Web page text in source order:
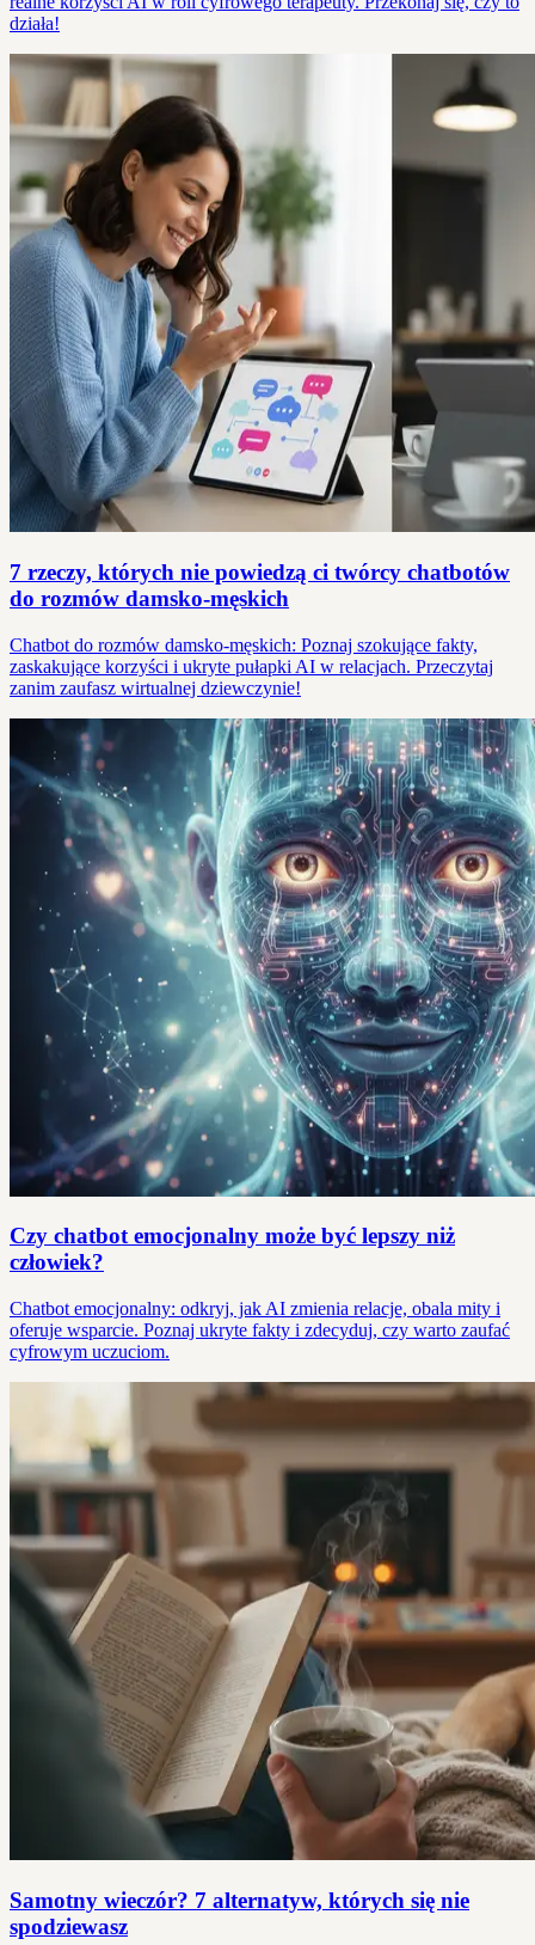
działa!
7 rzeczy, których nie powiedzą ci twórcy chatbotów
do rozmów damsko-męskich
Chatbot do rozmów damsko-męskich: Poznaj szokujące fakty,
zaskakujące korzyści i ukryte pułapki AI w relacjach. Przeczytaj
zanim zaufasz wirtualnej dziewczynie!
Czy chatbot emocjonalny może być lepszy niż
człowiek?
Chatbot emocjonalny: odkryj, jak AI zmienia relacje, obala mity i
oferuje wsparcie. Poznaj ukryte fakty i zdecyduj, czy warto zaufać
cyfrowym uczuciom.
Samotny wieczór? 7 alternatyw, których się nie
spodziewasz